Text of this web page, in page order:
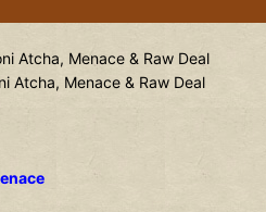
Atcha, Menace & Raw Deal
Atcha, Menace & Raw Deal